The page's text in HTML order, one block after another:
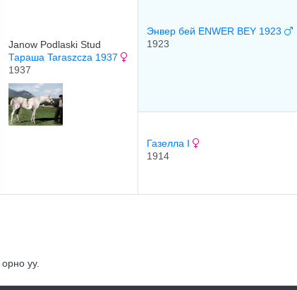
Janow Podlaski Stud
Тараша Taraszcza 1937
1937
Энвер бей ENWER BEY 1923
1923
Газелла I
1914
орно уу.